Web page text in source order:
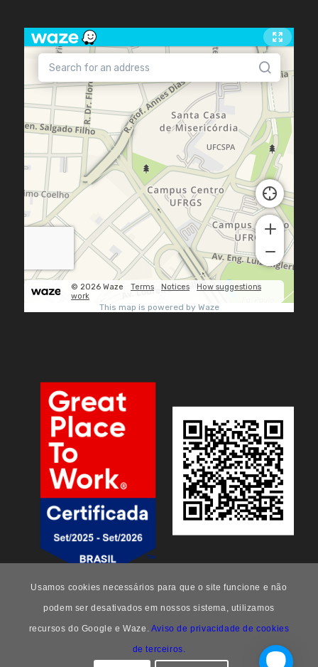
Usamos cookies necessários para que o site funcione e não
podem ser desativados em nossos sistema, utilizamos
recursos do Google e Waze. Aviso de privacidade de cookies
de terceiros.